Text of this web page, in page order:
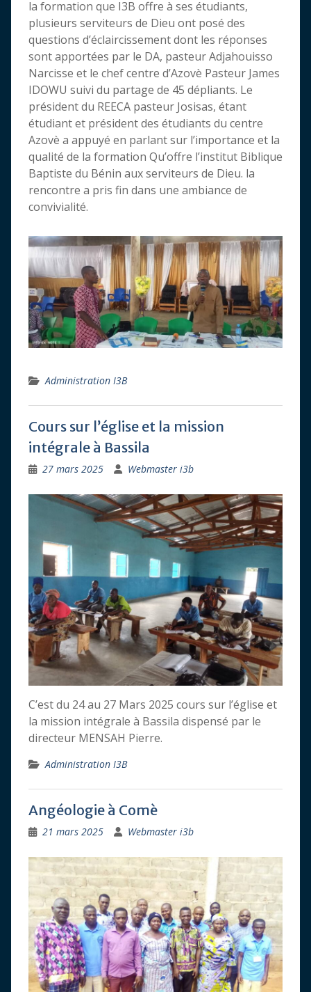
la formation que I3B offre à ses étudiants,
plusieurs serviteurs de Dieu ont posé des
questions d’éclaircissement dont les réponses
sont apportées par le DA, pasteur Adjahouisso
Narcisse et le chef centre d’Azovè Pasteur James
IDOWU suivi du partage de 45 dépliants. Le
président du REECA pasteur Josisas, étant
étudiant et président des étudiants du centre
Azovè a appuyé en parlant sur l’importance et la
qualité de la formation Qu’offre l’institut Biblique
Baptiste du Bénin aux serviteurs de Dieu. la
rencontre a pris fin dans une ambiance de
convivialité.
Administration I3B
Cours sur l’église et la mission
intégrale à Bassila
27 mars 2025 Webmaster i3b
C’est du 24 au 27 Mars 2025 cours sur l’église et
la mission intégrale à Bassila dispensé par le
directeur MENSAH Pierre.
Administration I3B
Angéologie à Comè
21 mars 2025 Webmaster i3b